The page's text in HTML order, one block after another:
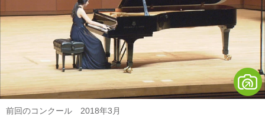
前回のコンクール 2018年3月